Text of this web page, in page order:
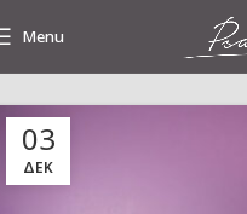
Menu
Tag Archives:
03
ΔΕΚ